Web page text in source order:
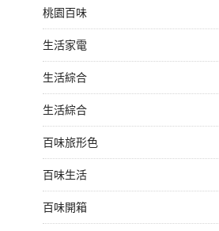
桃園百味
生活家電
生活綜合
生活綜合
百味旅形色
百味生活
百味開箱